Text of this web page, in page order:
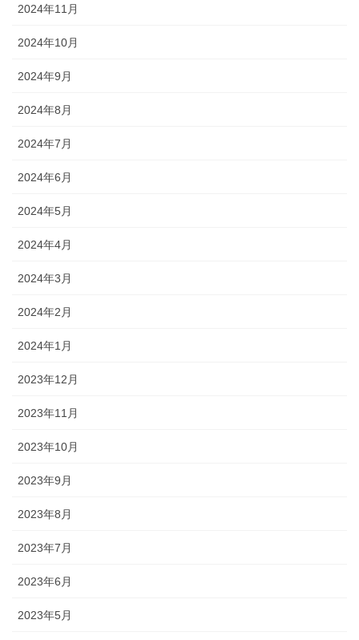
2024年11月
2024年10月
2024年9月
2024年8月
2024年7月
2024年6月
2024年5月
2024年4月
2024年3月
2024年2月
2024年1月
2023年12月
2023年11月
2023年10月
2023年9月
2023年8月
2023年7月
2023年6月
2023年5月